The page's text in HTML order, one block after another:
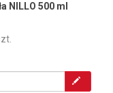
NILLO 500 ml